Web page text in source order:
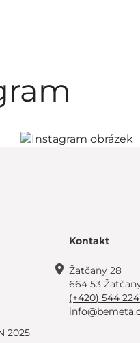
2025
Kontakt
Žatčany 28
664 53
(+420) 544